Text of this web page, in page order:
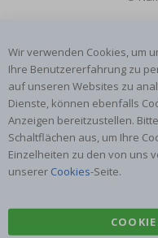
Wir verwenden Cookies, um
Ihre Benutzererfahrung zu
auf unseren Websites zu
Dienste, können ebenfalls
Anzeigen bereitzustellen.
Schaltflächen aus, um Ihre
Einzelheiten zu den von uns
unserer Cookies-Seite.